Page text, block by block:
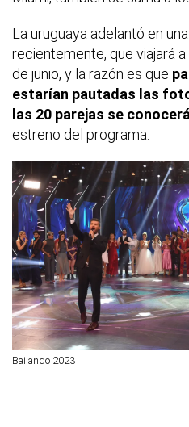
La uruguaya adelantó en
recientemente, que viajará
de junio, y la razón es que
estarían pautadas las
las 20 parejas se
estreno del programa.
Bailando 2023